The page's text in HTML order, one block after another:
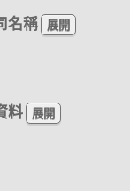
名稱
料